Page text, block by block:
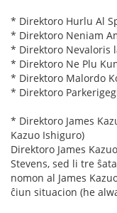
* Direktoro Hurlu Al
* Direktoro Neniam
* Direktoro Nevaloris
* Direktoro Ne Plu
* Direktoro Malordo
* Direktoro
* Direktoro James
Kazuo Ishiguro)
Direktoro James
Stevens, sed li tre
nomon al James
ĉiun situacion (he